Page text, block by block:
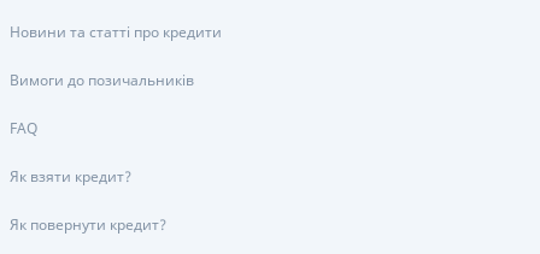
Новини та статті про кредити
Вимоги до позичальників
FAQ
Як взяти кредит?
Як повернути кредит?